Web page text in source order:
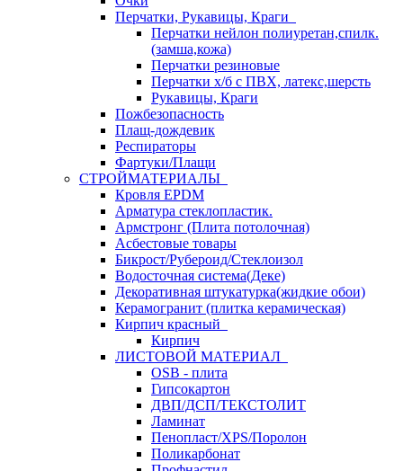
Перчатки, Рукавицы, Краги
Перчатки нейлон полиуретан,спилк.
(замша,кожа)
Перчатки резиновые
Перчатки х/б с ПВХ, латекс,шерсть
Рукавицы, Краги
Пожбезопасность
Плащ-дождевик
Респираторы
Фартуки/Плащи
СТРОЙМАТЕРИАЛЫ
Кровля ЕРDM
Арматура стеклопластик.
Армстронг (Плита потолочная)
Асбестовые товары
Бикрост/Рубероид/Стеклоизол
Водосточная система(Деке)
Декоративная штукатурка(жидкие обои)
Керамогранит (плитка керамическая)
Кирпич красный
Кирпич
ЛИСТОВОЙ МАТЕРИАЛ
OSB - плита
Гипсокартон
ДВП/ДСП/ТЕКСТОЛИТ
Ламинат
Пенопласт/XPS/Поролон
Поликарбонат